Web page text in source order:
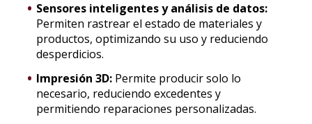
Sensores inteligentes y análisis de datos:
Permiten rastrear el estado de materiales y
productos, optimizando su uso y reduciendo
desperdicios.
Impresión 3D:Permite producir solo lo
necesario, reduciendo excedentes y
permitiendo reparaciones personalizadas.